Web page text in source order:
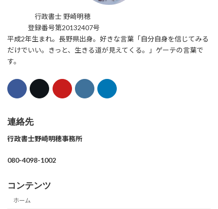
行政書士 野崎明穂
登録番号第20132407号
平成2年生まれ。長野県出身。好きな言葉「自分自身を信じてみる
だけでいい。きっと、生きる道が見えてくる。」ゲーテの言葉で
す。
連絡先
行政書士野崎明穂事務所
080-4098-1002
コンテンツ
ホーム